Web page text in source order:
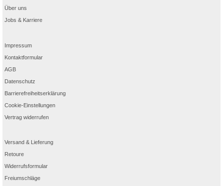
Über uns
Jobs & Karriere
Impressum
Kontaktformular
AGB
Datenschutz
Barrierefreiheitserklärung
Cookie-Einstellungen
Vertrag widerrufen
Versand & Lieferung
Retoure
Widerrufsformular
Freiumschläge